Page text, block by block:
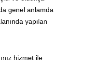
genel anlamda
yapılan
hizmet ile